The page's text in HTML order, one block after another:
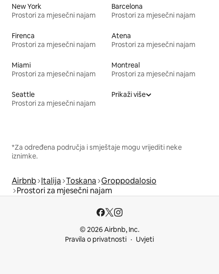
New York
Prostori za mjesečni najam
Barcelona
Prostori za mjesečni najam
Firenca
Prostori za mjesečni najam
Atena
Prostori za mjesečni najam
Miami
Prostori za mjesečni najam
Montreal
Prostori za mjesečni najam
Seattle
Prostori za mjesečni najam
Prikaži više
*Za određena područja i smještaje mogu vrijediti neke
iznimke.
Airbnb Italija Toskana Groppodalosio
Prostori za mjesečni najam
© 2026 Airbnb, Inc.
Pravila o privatnosti
Uvjeti